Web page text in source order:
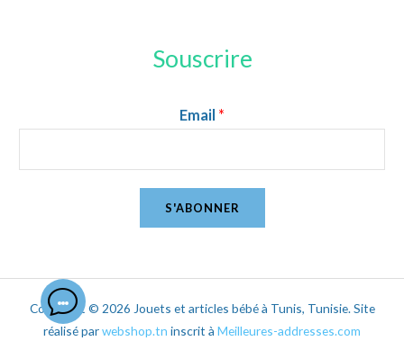
Souscrire
Email *
S'ABONNER
Copyright © 2026 Jouets et articles bébé à Tunis, Tunisie. Site
réalisé parwebshop.tn inscrit à Meilleures-addresses.com